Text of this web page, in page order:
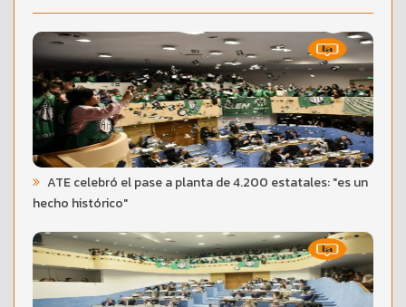
ATE celebró el pase a planta de 4.200 estatales: "es un
hecho histórico"